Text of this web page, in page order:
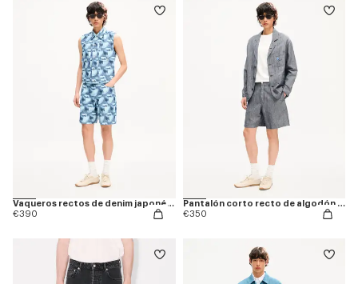
Vaqueros rectos de denim japonés 'KENZO Apple Pop'
€390
Pantalón corto recto de algodón y lino 'KENZO Tulip'
€350